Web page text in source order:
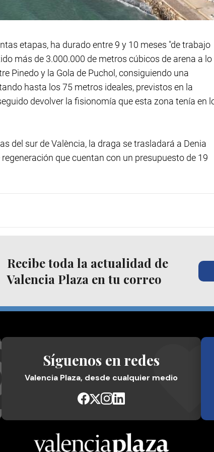
etapas, ha durado entre 9 y 10 meses "de trabajo
más de 3.000.000 de metros cúbicos de arena a lo
Pinedo y la Gola de Puchol, consiguiendo una
hasta los 75 metros ideales, previstos en la
devolver la fisionomía que esta zona tenía en
del sur de València, la draga se trasladará a Denia
que cuentan con un presupuesto de 19
Recibe toda la actualidad de
Valencia Plaza en tu correo
Síguenos en redes
Valencia Plaza, desde cualquier medio